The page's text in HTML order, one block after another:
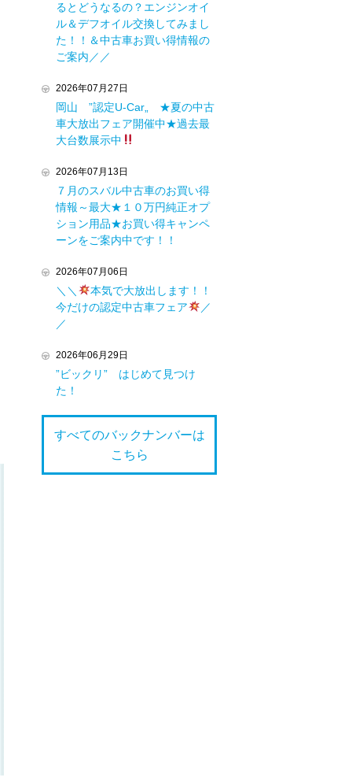
るとどうなるの？エンジンオイ
ル＆デフオイル交換してみまし
た！！＆中古車お買い得情報の
ご案内／／
2026年07月27日
岡山 ”認定U-Car„ ★夏の中古
車大放出フェア開催中★過去最
大台数展示中
2026年07月13日
７月のスバル中古車のお買い得
情報～最大★１０万円純正オプ
ション用品★お買い得キャンペ
ーンをご案内中です！！
2026年07月06日
＼＼
本気で大放出します！！
今だけの認定中古車フェア
／
／
2026年06月29日
”ビックリ” はじめて見つけ
た！
すべてのバックナンバーは
こちら